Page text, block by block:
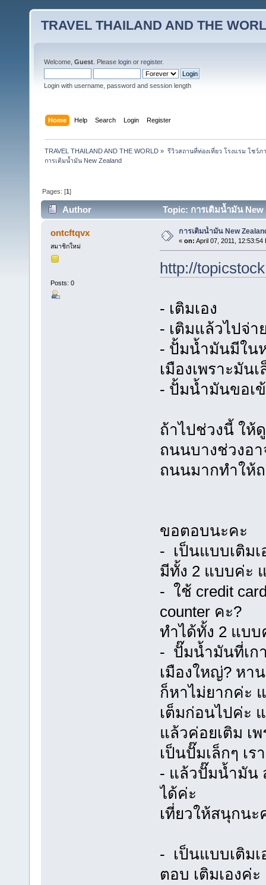
TRAVEL THAILAND AND THE
Welcome, Guest . Please login or register.
Login with username, password and session length
Home Help Search Login Register
TRAVEL THAILAND AND THE WORLD » รีวิวสถานที่ท่องเที่ยว โรงแรม โชว์ภ
การเติมน้ำมัน New Zealand
Pages: [1]
Author Topic: การเติมน้ำมัน
ontcftqvx
สมาชิกใหม่
Posts: 0
การเติมน้ำมัน New
« on: April 07, 2011, 12:53:54
http://
- เติมเอง
- เติมแล้วไปจ่
- ปั้มน้ำมันมีใน
เมืองเพราะมันเ
- ปั้มน้ำมันขอเ
ถ้าไปช่วงนี้ ให้
ถนนบางช่วงอา
ถนนมากทำให้
ขอตอบนะคะ
- เป็นแบบเติม
มีทั้ง 2 แบบค่ะ
- ใช้ credit
counter คะ?
ทำได้ทั้ง 2 แบบ
- ปั๊มน้ำมันที่เก
เมืองใหญ่? หา
ก็หาไม่ยากค่ะ
เต็มก่อนไปค่ะ
แล้วค่อยเติม เ
เป็นปั๊มเล็กๆ เร
- แล้วปั๊มน้ำมัน
ได้ค่ะ
เที่ยวให้สนุกนะ
- เป็นแบบเติม
ตอบ เติมเองค่